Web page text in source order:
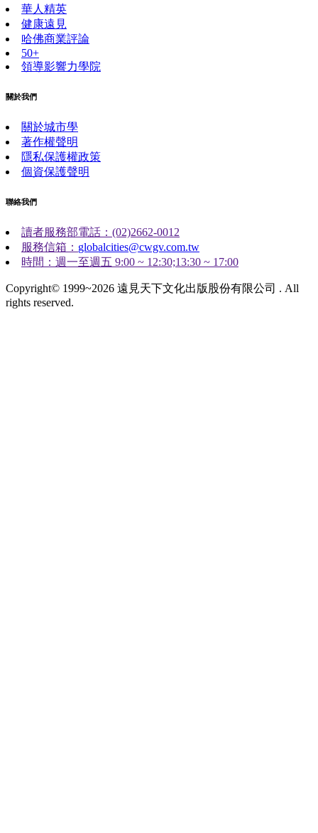
華人精英
健康遠見
哈佛商業評論
50+
領導影響力學院
關於我們
關於城市學
著作權聲明
隱私保護權政策
個資保護聲明
聯絡我們
讀者服務部電話：(02)2662-0012
服務信箱： globalcities@cwgv.com.tw
時間：週一至週五 9:00 ~ 12:30;13:30 ~ 17:00
Copyright© 1999~2026 遠見天下文化出版股份有限公司 . All
rights reserved.